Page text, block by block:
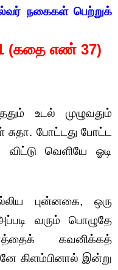
நகைகள் பெற்றுக்
(கதை எண் 37)
உடல் முழுவதும்
சுதா. போட்டது போட்ட
வெளியே ஓடி
புன்னகை, ஒரு
வரும் பொழுதே
கவனிக்கத்
கிளம்பினால் இன்று